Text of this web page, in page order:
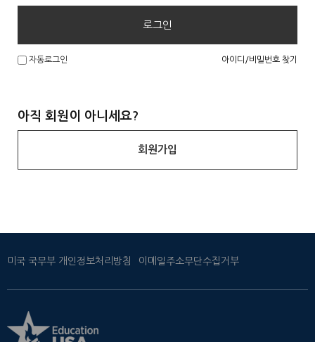
로그인
자동로그인 아이디/비밀번호 찾기
아직 회원이 아니세요?
회원가입
미국 국무부 개인정보처리방침 이메일주소무단수집거부